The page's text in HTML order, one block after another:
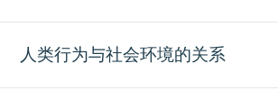
人类行为与社会环境的关系